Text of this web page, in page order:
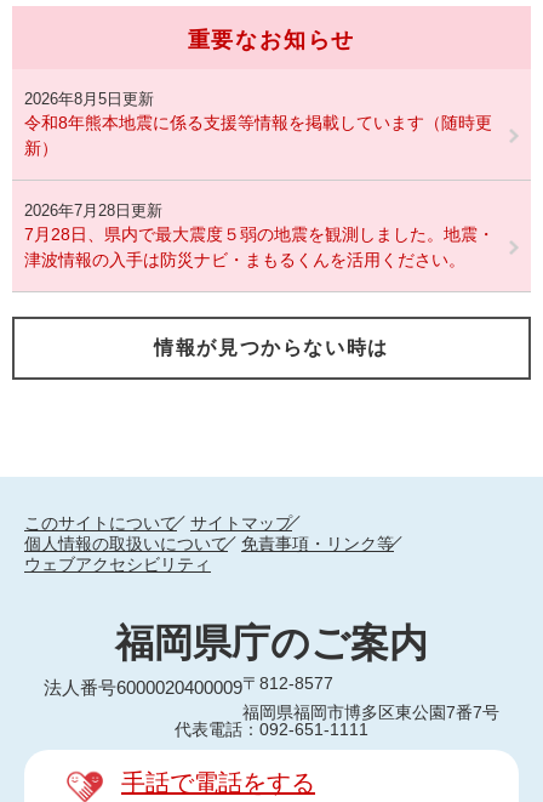
重要なお知らせ
2026年8月5日更新
令和8年熊本地震に係る支援等情報を掲載しています（随時更
新）
2026年7月28日更新
7月28日、県内で最大震度５弱の地震を観測しました。地震・
津波情報の入手は防災ナビ・まもるくんを活用ください。
情報が見つからない時は
このサイトについて
サイトマップ
個人情報の取扱いについて
免責事項・リンク等
ウェブアクセシビリティ
福岡県庁のご案内
法人番号6000020400009〒812-8577
福岡県福岡市博多区東公園7番7号
代表電話：092-651-1111
手話で電話をする